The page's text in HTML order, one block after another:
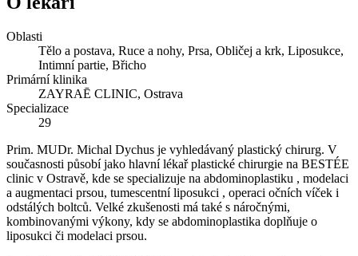
Oblasti
Tělo a postava, Ruce a nohy, Prsa, Obličej a krk, Liposukce,
Intimní partie, Břicho
Primární klinika
ZAYRAĒ CLINIC, Ostrava
Specializace
29
Prim. MUDr. Michal Dychus je vyhledávaný plastický chirurg. V
současnosti působí jako hlavní lékař plastické chirurgie na BESTÉE
clinic v Ostravě, kde se specializuje na abdominoplastiku , modelaci
a augmentaci prsou, tumescentní liposukci , operaci očních víček i
odstálých boltců. Velké zkušenosti má také s náročnými,
kombinovanými výkony, kdy se abdominoplastika doplňuje o
liposukci či modelaci prsou.